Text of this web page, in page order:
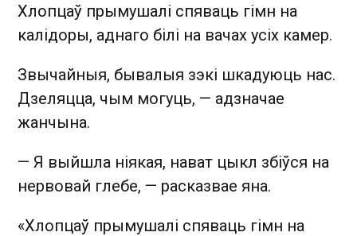
Хлопцаў прымушалі спяваць гімн на
калідоры, аднаго білі на вачах усіх камер.
Звычайныя, бывалыя зэкі шкадуюць нас.
Дзеляцца, чым могуць, — адзначае
жанчына.
— Я выйшла ніякая, нават цыкл збіўся на
нервовай глебе, — расказвае яна.
«Хлопцаў прымушалі спяваць гімн на